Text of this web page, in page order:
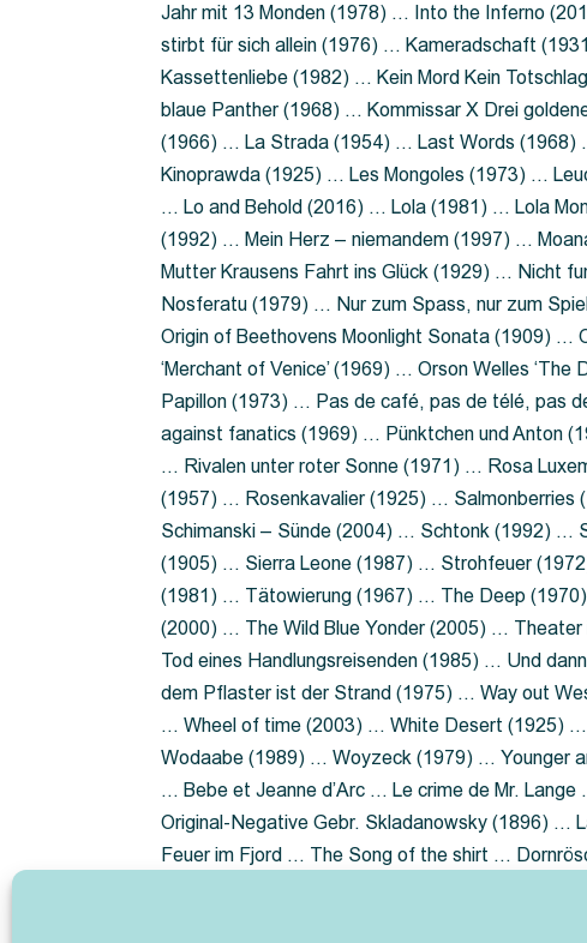
Jahr mit 13 Monden (1978) … Into the Inferno
stirbt für sich allein (1976) … Kameradschaft
Kassettenliebe (1982) … Kein Mord Kein
blaue Panther (1968) … Kommissar X Drei
(1966) … La Strada (1954) … Last Words (1968)
Kinoprawda (1925) … Les Mongoles (1973) …
… Lo and Behold (2016) … Lola (1981) … Lola
(1992) … Mein Herz – niemandem (1997) …
Mutter Krausens Fahrt ins Glück (1929) … Nicht
Nosferatu (1979) … Nur zum Spass, nur zum
Origin of Beethovens Moonlight Sonata (1909) …
‘Merchant of Venice’ (1969) … Orson Welles
Papillon (1973) … Pas de café, pas de télé, pas
against fanatics (1969) … Pünktchen und Anton
… Rivalen unter roter Sonne (1971) … Rosa
(1957) … Rosenkavalier (1925) … Salmonberries
Schimanski – Sünde (2004) … Schtonk (1992) …
(1905) … Sierra Leone (1987) … Strohfeuer
(1981) … Tätowierung (1967) … The Deep
(2000) … The Wild Blue Yonder (2005) …
Tod eines Handlungsreisenden (1985) … Und
dem Pflaster ist der Strand (1975) … Way out
… Wheel of time (2003) … White Desert (1925)
Wodaabe (1989) … Woyzeck (1979) … Younger
… Bebe et Jeanne d’Arc … Le crime de Mr.
Original-Negative Gebr. Skladanowsky (1896) …
Feuer im Fjord … The Song of the shirt …